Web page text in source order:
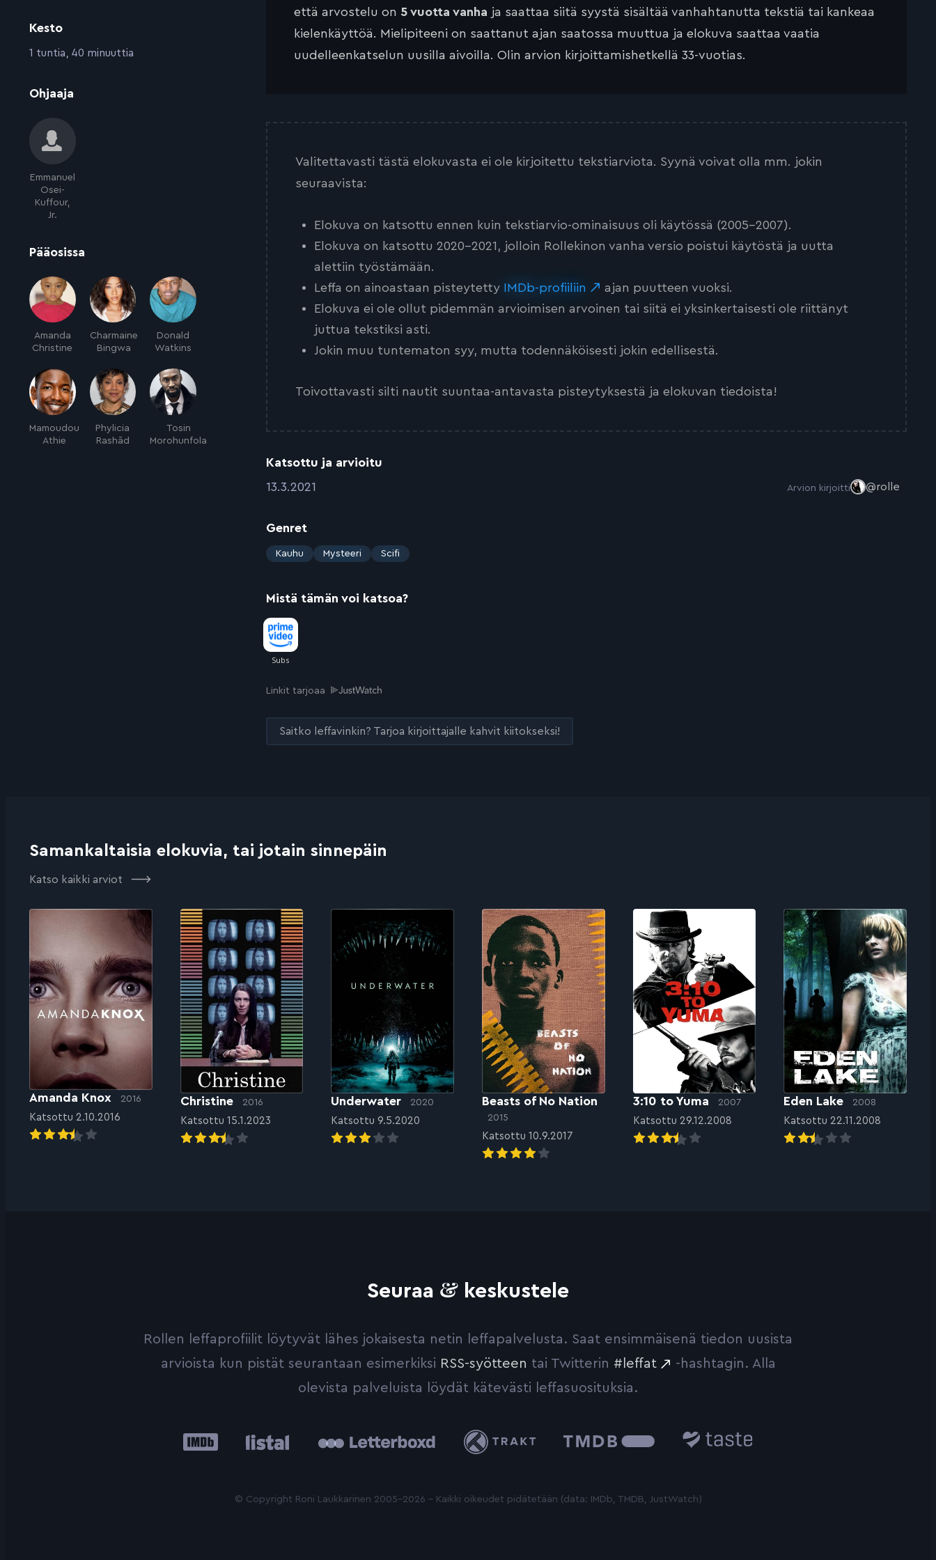
Kesto
:1 tuntia, 40 minuuttia
Ohjaaja
Emmanuel
Osei-
Kuffour,
Jr.
Pääosissa
Amanda
Christine
Charmaine
Bingwa
Donald
Watkins
Mamoudou
Athie
Phylicia
Rashād
Tosin
Morohunfola
että arvostelu on 5 vuotta vanha ja saattaa siitä syystä sisältää vanhahtanutta tekstiä tai kankeaa
kielenkäyttöä. Mielipiteeni on saattanut ajan saatossa muuttua ja elokuva saattaa vaatia
uudelleenkatselun uusilla aivoilla. Olin arvion kirjoittamishetkellä 33-vuotias.
Valitettavasti tästä elokuvasta ei ole kirjoitettu tekstiarviota. Syynä voivat olla mm. jokin
seuraavista:
Elokuva on katsottu ennen kuin tekstiarvio-ominaisuus oli käytössä (2005-2007).
Elokuva on katsottu 2020-2021, jolloin Rollekinon vanha versio poistui käytöstä ja uutta
alettiin työstämään.
Leffa on ainoastaan pisteytetty IMDb-profiiliin
ajan puutteen vuoksi.
Elokuva ei ole ollut pidemmän arvioimisen arvoinen tai siitä ei yksinkertaisesti ole riittänyt
juttua tekstiksi asti.
Jokin muu tuntematon syy, mutta todennäköisesti jokin edellisestä.
Toivottavasti silti nautit suuntaa-antavasta pisteytyksestä ja elokuvan tiedoista!
Katsottu ja arvioitu
:13.3.2021 Arvion kirjoitti @rolle
Genret
:
Kauhu Mysteeri Scifi
Mistä tämän voi katsoa?
Linkit tarjoaa
Saitko leffavinkin? Tarjoa kirjoittajalle kahvit kiitokseksi!
Samankaltaisia elokuvia, tai jotain sinnepäin
Katso kaikki arviot
Amanda Knox 2016
Katsottu 2.10.2016
Christine 2016
Katsottu 15.1.2023
Underwater 2020
Katsottu 9.5.2020
Beasts of No Nation
2015
Katsottu 10.9.2017
3:10 to Yuma 2007
Katsottu 29.12.2008
Eden Lake 2008
Katsottu 22.11.2008
Seuraa & keskustele
Rollen leffaprofiilit löytyvät lähes jokaisesta netin leffapalvelusta. Saat ensimmäisenä tiedon uusista
arvioista kun pistät seurantaan esimerkiksi RSS-syötteen tai Twitterin #leffat
-hashtagin. Alla
olevista palveluista löydät kätevästi leffasuosituksia.
IMDb Trakt
Database
© Copyright Roni Laukkarinen 2005-2026 - Kaikki oikeudet pidätetään (data: IMDb, TMDB, JustWatch)